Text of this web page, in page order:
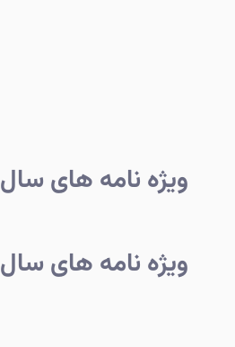
ویژه نامه های سال 1448 قمری
ویژه نامه های سال 1447 قمری